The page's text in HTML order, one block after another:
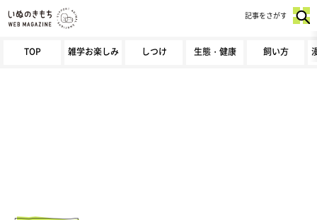
TOP 雑学お楽しみ しつけ 生態・健康 飼い方
記事をさがす